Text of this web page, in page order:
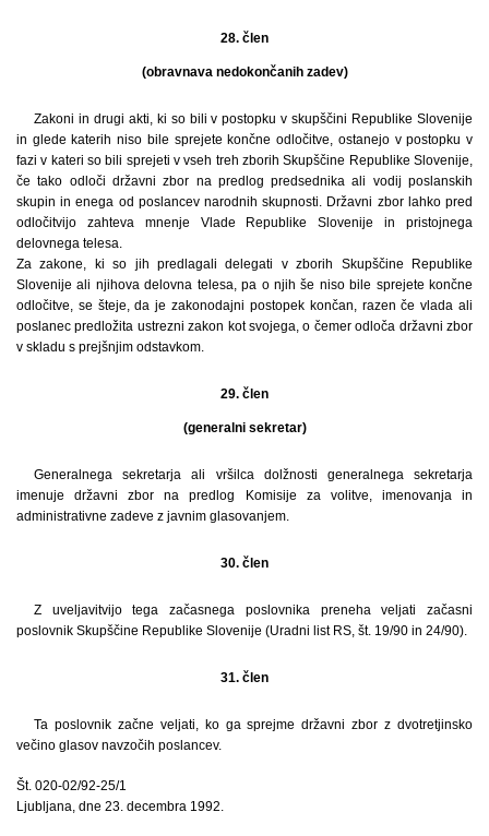
28. člen
(obravnava nedokončanih zadev)
Zakoni in drugi akti, ki so bili v postopku v skupščini Republike Slovenije
in glede katerih niso bile sprejete končne odločitve, ostanejo v postopku v
fazi v kateri so bili sprejeti v vseh treh zborih Skupščine Republike Slovenije,
če tako odloči državni zbor na predlog predsednika ali vodij poslanskih
skupin in enega od poslancev narodnih skupnosti. Državni zbor lahko pred
odločitvijo zahteva mnenje Vlade Republike Slovenije in pristojnega
delovnega telesa.
Za zakone, ki so jih predlagali delegati v zborih Skupščine Republike
Slovenije ali njihova delovna telesa, pa o njih še niso bile sprejete končne
odločitve, se šteje, da je zakonodajni postopek končan, razen če vlada ali
poslanec predložita ustrezni zakon kot svojega, o čemer odloča državni zbor
v skladu s prejšnjim odstavkom.
29. člen
(generalni sekretar)
Generalnega sekretarja ali vršilca dolžnosti generalnega sekretarja
imenuje državni zbor na predlog Komisije za volitve, imenovanja in
administrativne zadeve z javnim glasovanjem.
30. člen
Z uveljavitvijo tega začasnega poslovnika preneha veljati začasni
poslovnik Skupščine Republike Slovenije (Uradni list RS, št. 19/90 in 24/90).
31. člen
Ta poslovnik začne veljati, ko ga sprejme državni zbor z dvotretjinsko
večino glasov navzočih poslancev.
Št. 020-02/92-25/1
Ljubljana, dne 23. decembra 1992.